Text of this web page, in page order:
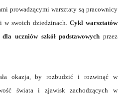
prowadzącymi warsztaty są pracownicy
w swoich dziedzinach. Cykl warsztatów
uczniów szkół podstawowych przez
okazja, by rozbudzić i rozwinąć w
świata i zjawisk zachodzących w